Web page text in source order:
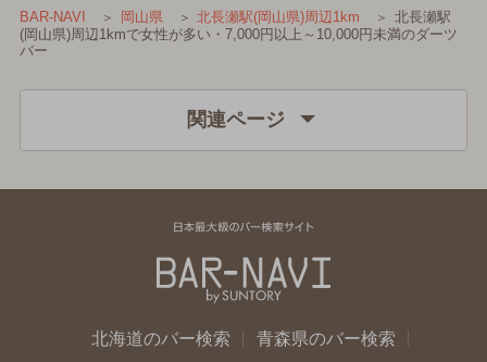
BAR-NAVI 岡山県 北長瀬駅(岡山県)周辺1km
北長瀬駅
(岡山県)周辺1kmで女性が多い・7,000円以上～10,000円未満のダーツ
バー
関連ページ
北海道のバー検索
青森県のバー検索